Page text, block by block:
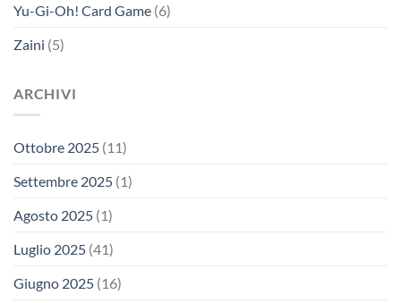
Yu-Gi-Oh! Card Game (6)
Zaini (5)
ARCHIVI
Ottobre 2025 (11)
Settembre 2025 (1)
Agosto 2025 (1)
Luglio 2025 (41)
Giugno 2025 (16)